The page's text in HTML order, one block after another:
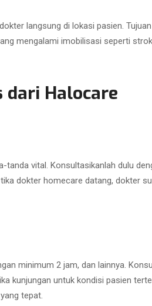
langsung di lokasi pasien.
mengalami imobilisasi seperti
dari Halocare
vital. Konsultasikanlah dulu
dokter homecare datang, dokter
minimum 2 jam, dan lainnya.
kunjungan untuk kondisi pasien
tepat.